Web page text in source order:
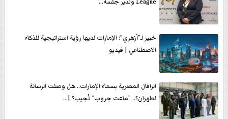
خبير لـ”أزهري”: الإمارات لديها رؤية استراتيجية للذكاء
الاصطناعي | فيديو
الرافال المصرية بسماء الإمارات.. هل وصلت الرسالة
لطهران؟.. ”ماعت جروب” تُجيب؟ |...